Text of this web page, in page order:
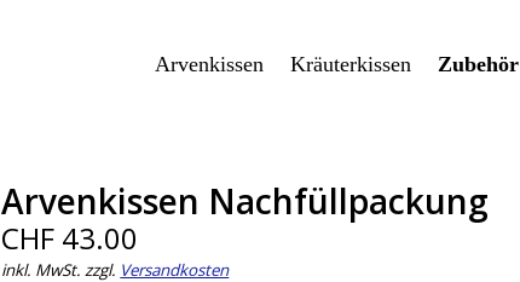
Arvenkissen Kräuterkissen Zubehör
Arvenkissen Nachfüllpackung
CHF 43.00
inkl. MwSt. zzgl. Versandkosten